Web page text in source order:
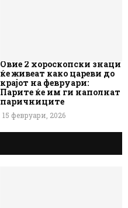
Овие 2 хороскопски знаци
ќе живеат како цареви до
крајот на февруари:
Парите ќе им ги наполнат
паричниците
15 февруари, 2026